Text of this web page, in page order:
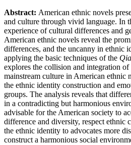
Abstract: American ethnic novels
and culture through vivid language. In
experience of cultural differences and
American ethnic novels reveal the
differences, and the uncanny in ethnic
applying the basic techniques of the
explores the collision and integration of
mainstream culture in American ethnic
the ethnic identity construction and
groups. The analysis reveals that
in a contradicting but harmonious
advisable for the American society to
difference and diversity, respect ethnic
the ethnic identity to advocates more
construct a harmonious social